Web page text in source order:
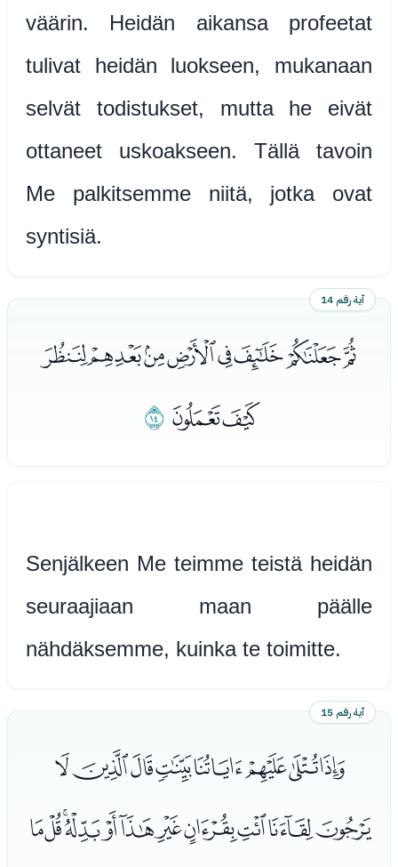
väärin. Heidän aikansa profeetat
tulivat heidän luokseen, mukanaan
selvät todistukset, mutta he eivät
ottaneet uskoakseen. Tällä tavoin
Me palkitsemme niitä, jotka ovat
syntisiä.
آية رقم 14
ﯯﯰﯱﯲﯳﯴﯵﯶ
ﯷﯸﯹ
Senjälkeen Me teimme teistä heidän
seuraajiaan maan päälle
nähdäksemme, kuinka te toimitte.
آية رقم 15
ﭑﭒﭓﭔﭕﭖﭗﭘ
ﭙﭚﭛﭜﭝﭞﭟﭠﭡﭢﭣ